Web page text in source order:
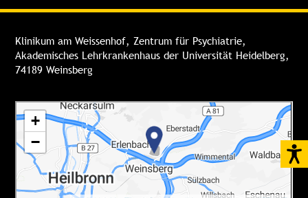
Anlagenpflege
Pforte/Telefonzentrale
Technischer Betrieb
Klinikum am Weissenhof, Zentrum für Psychiatrie,
Akademisches Lehrkrankenhaus der Universität Heidelberg,
74189 Weinsberg